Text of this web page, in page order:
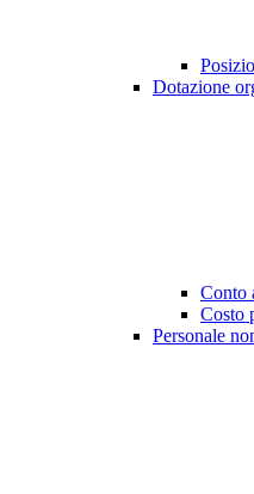
Dotazione
Conto
Costo
Personale